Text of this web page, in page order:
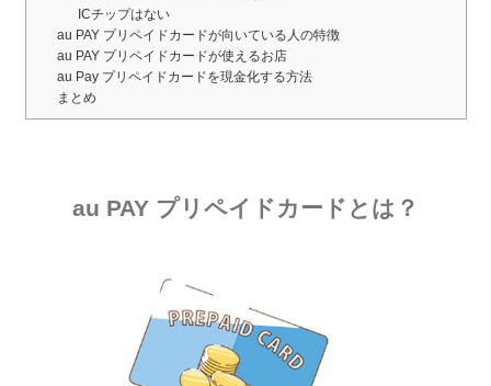
ICチップはない
au PAY プリペイドカードが向いている人の特徴
au PAY プリペイドカードが使えるお店
au Pay プリペイドカードを現金化する方法
まとめ
au PAY プリペイドカードとは？